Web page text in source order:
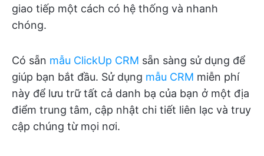
giao tiếp một cách có hệ thống và nhanh
chóng.
Có sẵn mẫu ClickUp CRM sẵn sàng sử dụng để
giúp bạn bắt đầu. Sử dụng mẫu CRM miễn phí
này để lưu trữ tất cả danh bạ của bạn ở một địa
điểm trung tâm, cập nhật chi tiết liên lạc và truy
cập chúng từ mọi nơi.